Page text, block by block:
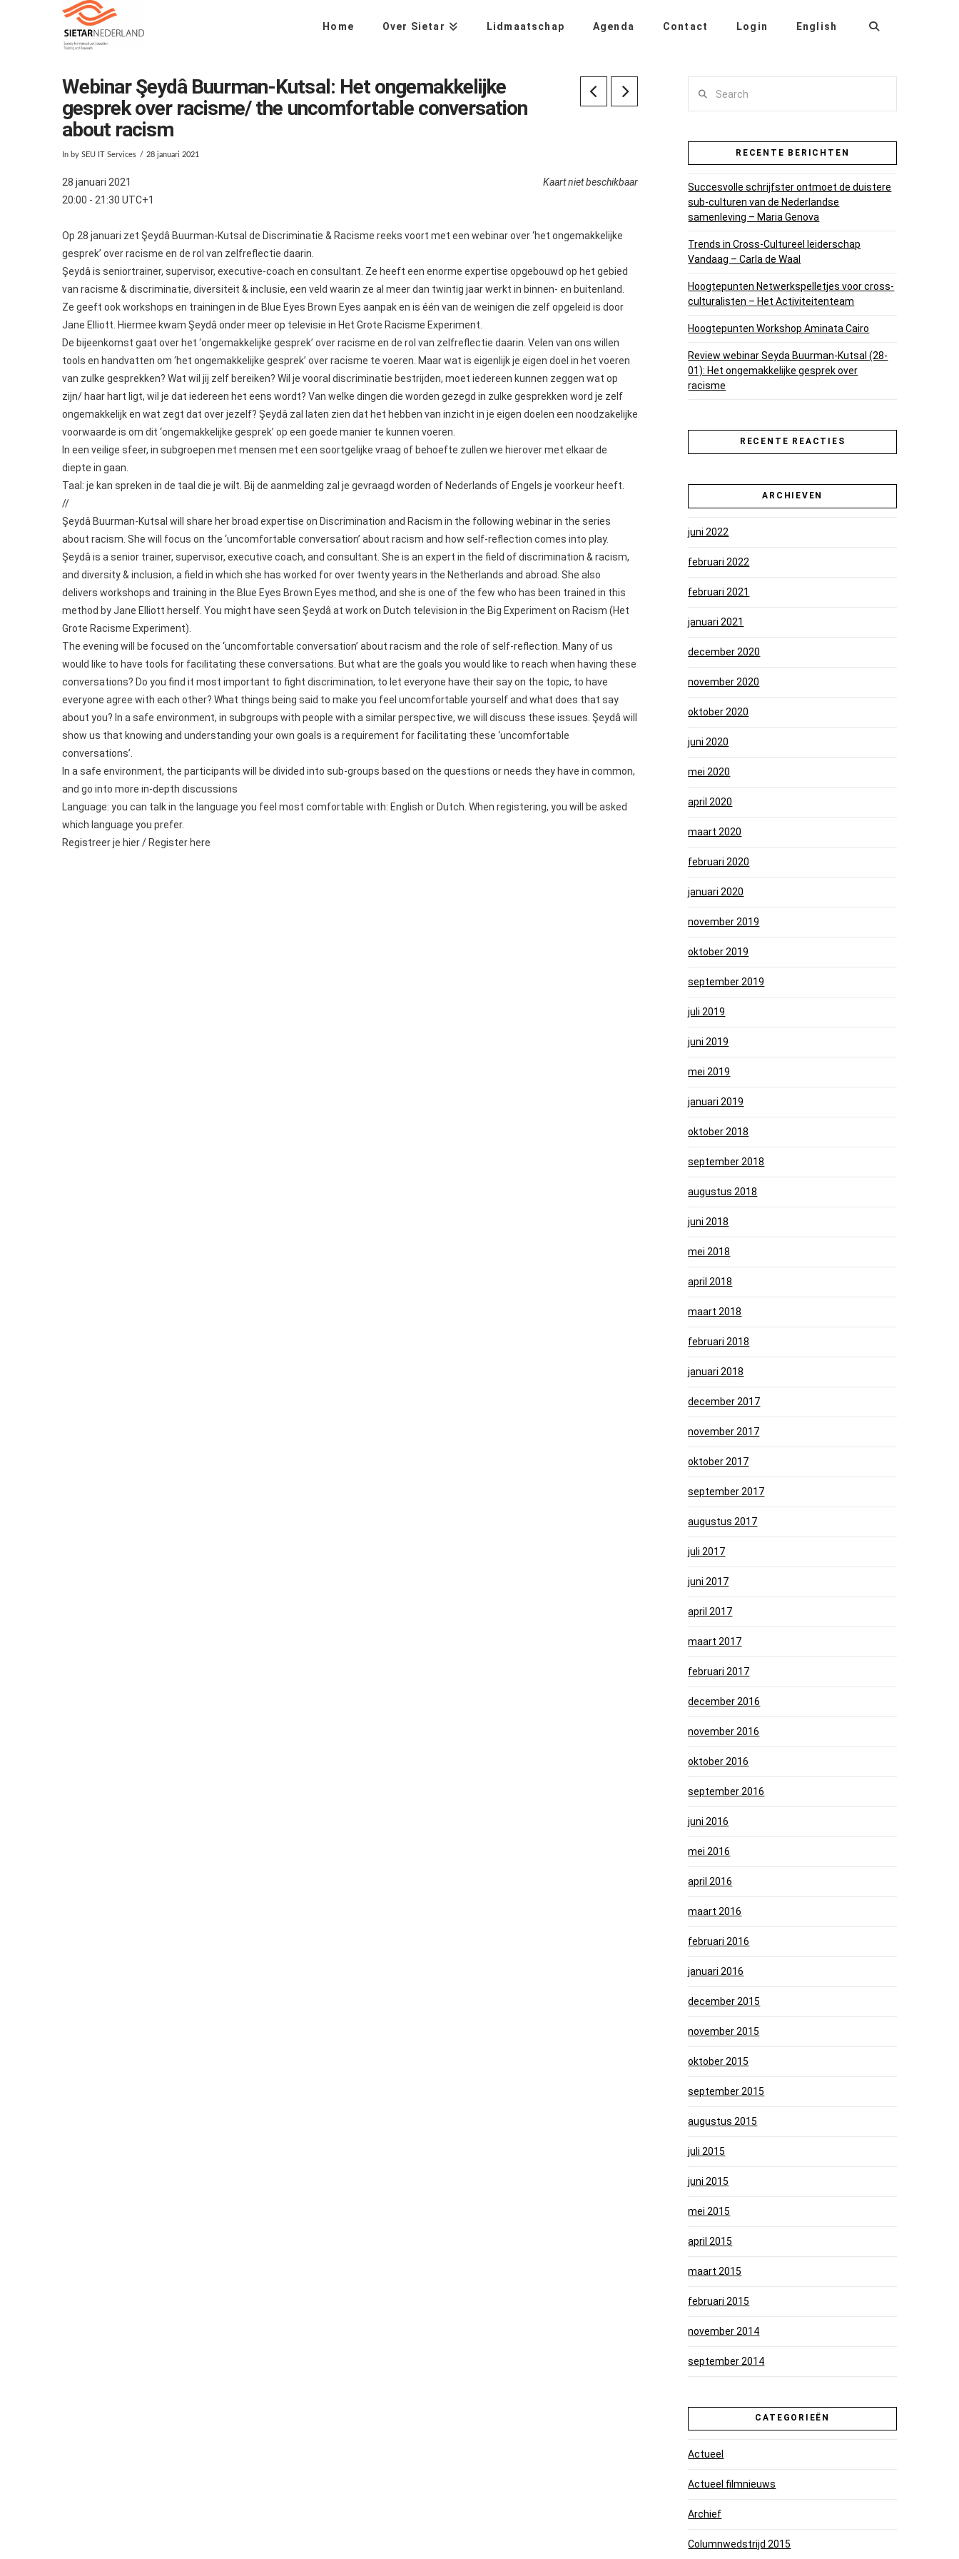
Home Over Sietar Lidmaatschap Agenda Contact Login English
Webinar Şeydâ Buurman-Kutsal: Het ongemakkelijke
gesprek over racisme/ the uncomfortable conversation
about racism
In by SEU IT Services 28 januari 2021
Kaart niet beschikbaar
28 januari 2021
20:00 - 21:30 UTC+1
Op 28 januari zet Şeydâ Buurman-Kutsal de Discriminatie & Racisme reeks voort met een webinar over ‘het ongemakkelijke
gesprek’ over racisme en de rol van zelfreflectie daarin.
Şeydâ is seniortrainer, supervisor, executive-coach en consultant. Ze heeft een enorme expertise opgebouwd op het gebied
van racisme & discriminatie, diversiteit & inclusie, een veld waarin ze al meer dan twintig jaar werkt in binnen- en buitenland.
Ze geeft ook workshops en trainingen in de Blue Eyes Brown Eyes aanpak en is één van de weinigen die zelf opgeleid is door
Jane Elliott. Hiermee kwam Şeydâ onder meer op televisie in Het Grote Racisme Experiment.
De bijeenkomst gaat over het ‘ongemakkelijke gesprek’ over racisme en de rol van zelfreflectie daarin. Velen van ons willen
tools en handvatten om ‘het ongemakkelijke gesprek’ over racisme te voeren. Maar wat is eigenlijk je eigen doel in het voeren
van zulke gesprekken? Wat wil jij zelf bereiken? Wil je vooral discriminatie bestrijden, moet iedereen kunnen zeggen wat op
zijn/ haar hart ligt, wil je dat iedereen het eens wordt? Van welke dingen die worden gezegd in zulke gesprekken word je zelf
ongemakkelijk en wat zegt dat over jezelf? Şeydâ zal laten zien dat het hebben van inzicht in je eigen doelen een noodzakelijke
voorwaarde is om dit ‘ongemakkelijke gesprek’ op een goede manier te kunnen voeren.
In een veilige sfeer, in subgroepen met mensen met een soortgelijke vraag of behoefte zullen we hierover met elkaar de
diepte in gaan.
Taal: je kan spreken in de taal die je wilt. Bij de aanmelding zal je gevraagd worden of Nederlands of Engels je voorkeur heeft.
//
Şeydâ Buurman-Kutsal will share her broad expertise on Discrimination and Racism in the following webinar in the series
about racism. She will focus on the ‘uncomfortable conversation’ about racism and how self-reflection comes into play.
Şeydâ is a senior trainer, supervisor, executive coach, and consultant. She is an expert in the field of discrimination & racism,
and diversity & inclusion, a field in which she has worked for over twenty years in the Netherlands and abroad. She also
delivers workshops and training in the Blue Eyes Brown Eyes method, and she is one of the few who has been trained in this
method by Jane Elliott herself. You might have seen Şeydâ at work on Dutch television in the Big Experiment on Racism (Het
Grote Racisme Experiment).
The evening will be focused on the ‘uncomfortable conversation’ about racism and the role of self-reflection. Many of us
would like to have tools for facilitating these conversations. But what are the goals you would like to reach when having these
conversations? Do you find it most important to fight discrimination, to let everyone have their say on the topic, to have
everyone agree with each other? What things being said to make you feel uncomfortable yourself and what does that say
about you? In a safe environment, in subgroups with people with a similar perspective, we will discuss these issues. Şeydâ will
show us that knowing and understanding your own goals is a requirement for facilitating these ‘uncomfortable
conversations’.
In a safe environment, the participants will be divided into sub-groups based on the questions or needs they have in common,
and go into more in-depth discussions
Language: you can talk in the language you feel most comfortable with: English or Dutch. When registering, you will be asked
which language you prefer.
Registreer je hier / Register here
RECENTE BERICHTEN
Succesvolle schrijfster ontmoet de duistere
sub-culturen van de Nederlandse
samenleving – Maria Genova
Trends in Cross-Cultureel leiderschap
Vandaag – Carla de Waal
Hoogtepunten Netwerkspelletjes voor cross-
culturalisten – Het Activiteitenteam
Hoogtepunten Workshop Aminata Cairo
Review webinar Seyda Buurman-Kutsal (28-
01): Het ongemakkelijke gesprek over
racisme
RECENTE REACTIES
ARCHIEVEN
juni 2022
februari 2022
februari 2021
januari 2021
december 2020
november 2020
oktober 2020
juni 2020
mei 2020
april 2020
maart 2020
februari 2020
januari 2020
november 2019
oktober 2019
september 2019
juli 2019
juni 2019
mei 2019
januari 2019
oktober 2018
september 2018
augustus 2018
juni 2018
mei 2018
april 2018
maart 2018
februari 2018
januari 2018
december 2017
november 2017
oktober 2017
september 2017
augustus 2017
juli 2017
juni 2017
april 2017
maart 2017
februari 2017
december 2016
november 2016
oktober 2016
september 2016
juni 2016
mei 2016
april 2016
maart 2016
februari 2016
januari 2016
december 2015
november 2015
oktober 2015
september 2015
augustus 2015
juli 2015
juni 2015
mei 2015
april 2015
maart 2015
februari 2015
november 2014
september 2014
CATEGORIEËN
Actueel
Actueel filmnieuws
Archief
Columnwedstrijd 2015